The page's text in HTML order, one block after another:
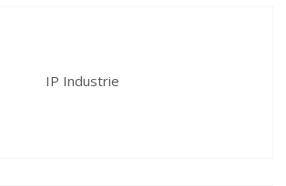
IP Industrie